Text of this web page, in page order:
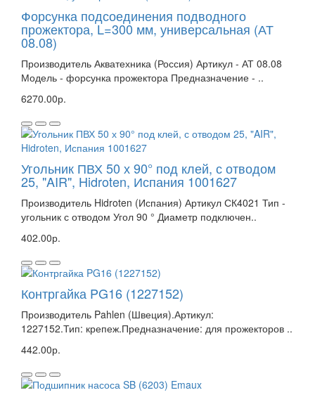
Форсунка подсоединения подводного
прожектора, L=300 мм, универсальная (АТ
08.08)
Производитель Акватехника (Россия) Артикул - АТ 08.08
Модель - форсунка прожектора Предназначение - ..
6270.00р.
Угольник ПВХ 50 х 90° под клей, с отводом
25, "AIR", Hidroten, Испания 1001627
Производитель Hidroten (Испания) Артикул СК4021 Тип -
угольник с отводом Угол 90 ° Диаметр подключен..
402.00р.
Контргайка PG16 (1227152)
Производитель Pahlen (Швеция).Артикул:
1227152.Тип: крепеж.Предназначение: для прожекторов ..
442.00р.